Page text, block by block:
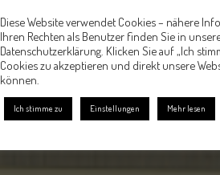
Diese Website verwendet Cookies – nähere
Ihren Rechten als Benutzer finden Sie in
Datenschutzerklärung. Klicken Sie auf „Ich
Cookies zu akzeptieren und direkt unsere
können.
Ich stimme zu Einstellungen Mehr lesen